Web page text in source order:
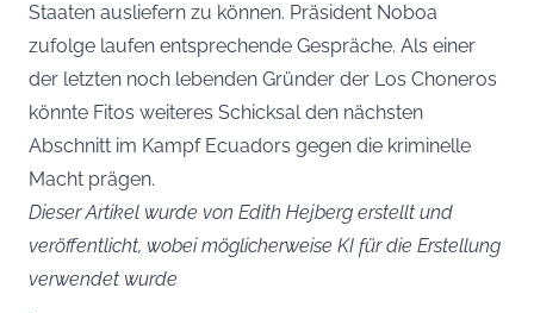
Staaten ausliefern zu können. Präsident Noboa
zufolge laufen entsprechende Gespräche. Als einer
der letzten noch lebenden Gründer der Los Choneros
könnte Fitos weiteres Schicksal den nächsten
Abschnitt im Kampf Ecuadors gegen die kriminelle
Macht prägen.
Dieser Artikel wurde von Edith Hejberg erstellt und
veröffentlicht, wobei möglicherweise KI für die Erstellung
verwendet wurde